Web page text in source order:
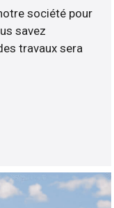
société pour
savez
travaux sera